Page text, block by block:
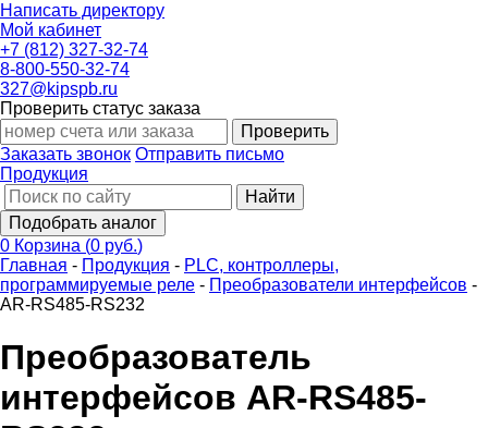
Написать директору
Мой кабинет
+7 (812) 327-32-74
8-800-550-32-74
327@kipspb.ru
Проверить статус заказа
Проверить
Заказать звонок Отправить письмо
Продукция
Найти
Подобрать аналог
0 Корзина (0 руб.)
Главная - Продукция - PLС, контроллеры,
программируемые реле - Преобразователи интерфейсов -
AR-RS485-RS232
Преобразователь
интерфейсов AR-RS485-